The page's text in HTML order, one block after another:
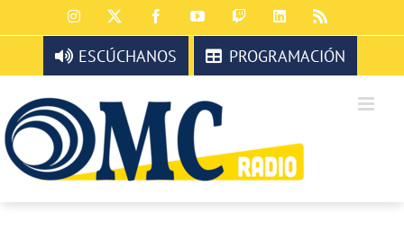
al
contenido
Instagram FacebookYouTubeTwitchLinkedIn
ESCÚCHANOS PROGRAMACIÓN